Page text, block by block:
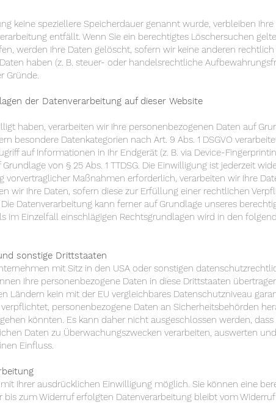
keine speziellere Speicherdauer genannt wurde, verbleiben
entfällt. Wenn Sie ein berechtigtes Löschersuchen
werden Ihre Daten gelöscht, sofern wir keine anderen
haben (z. B. steuer- oder handelsrechtliche
Gründe.
der Datenverarbeitung auf dieser Website
haben, verarbeiten wir Ihre personenbezogenen Daten auf
besondere Datenkategorien nach Art. 9 Abs. 1 DSGVO
auf Informationen in Ihr Endgerät (z. B. via Device-
von § 25 Abs. 1 TTDSG. Die Einwilligung ist jederzeit
Maßnahmen erforderlich, verarbeiten wir Ihre
wir Ihre Daten, sofern diese zur Erfüllung einer rechtlichen
Die Datenverarbeitung kann ferner auf Grundlage unseres
im Einzelfall einschlägigen Rechtsgrundlagen wird in den
sonstige Drittstaaten
mit Sitz in den USA oder sonstigen
Ihre personenbezogene Daten in diese Drittstaaten
Ländern kein mit der EU vergleichbares Datenschutzniveau
personenbezogene Daten an Sicherheitsbehörden
könnten. Es kann daher nicht ausgeschlossen werden, dass
Daten zu Überwachungszwecken verarbeiten, auswerten
Einfluss.
Ihrer ausdrücklichen Einwilligung möglich. Sie können eine
bis zum Widerruf erfolgten Datenverarbeitung bleibt vom